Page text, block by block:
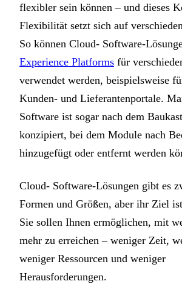
flexibler sein können – und dieses
Flexibilität setzt sich auf
So können Cloud- Software-
Experience Platforms für
verwendet werden, beispielsweise
Kunden- und Lieferantenportale.
Software ist sogar nach dem
konzipiert, bei dem Module nach
hinzugefügt oder entfernt werden
Cloud- Software-Lösungen gibt es
Formen und Größen, aber ihr Ziel
Sie sollen Ihnen ermöglichen, mit
mehr zu erreichen – weniger Zeit,
weniger Ressourcen und weniger
Herausforderungen.